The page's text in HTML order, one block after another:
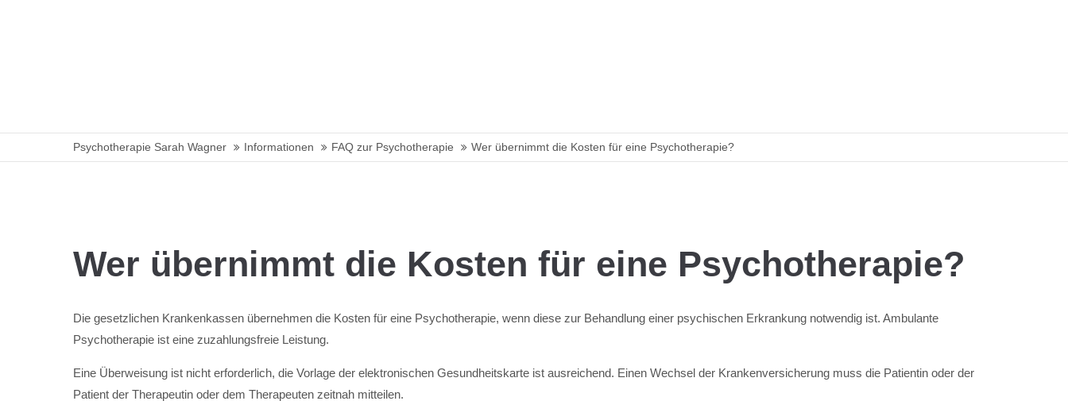
Psychotherapie Sarah Wagner Informationen FAQ zur Psychotherapie Wer übernimmt die Kosten für eine Psychotherapie?
Wer übernimmt die Kosten für eine Psychotherapie?
Die gesetzlichen Krankenkassen übernehmen die Kosten für eine Psychotherapie, wenn diese zur Behandlung einer psychischen Erkrankung notwendig ist. Ambulante
Psychotherapie ist eine zuzahlungsfreie Leistung.
Eine Überweisung ist nicht erforderlich, die Vorlage der elektronischen Gesundheitskarte ist ausreichend. Einen Wechsel der Krankenversicherung muss die Patientin oder der
Patient der Therapeutin oder dem Therapeuten zeitnah mitteilen.